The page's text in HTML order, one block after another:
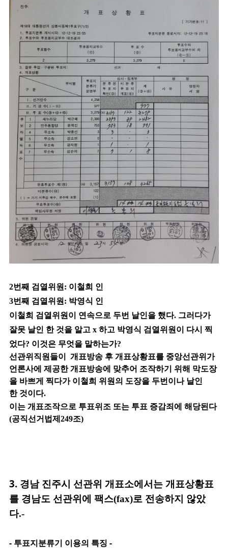
2번째 검열위원: 이철희 인
3번째 검열위원: 박영식 인
이철희 검열위원이 연속으로 두번 날인을 했다. 그러다가
잘못 날인 한 것을 알고 x 하고 박영식 검열위원이 다시 찍
었다? 이것은 무엇을 말하는가?
선관위직원들이 개표방송 후 개표상황표를 중앙선관위가
언론사에 제공한 개표방송에 맞추어 조작하기 위해 막도장
을 바쁘게 찍다가 이철희 위원의 도장을 두번이나 날인
한 것이다.
이는 개표조작으로 투표위조 또는 투표 증감죄에 해당된다
(공직선거법제249조)
3. 경남 진주시 선관위 개표소에서는 개표상황표
를 경남도 선관위에 팩스(fax)로 전송하지 않았
다.-
- 투표지분류기 이용의 특징 -